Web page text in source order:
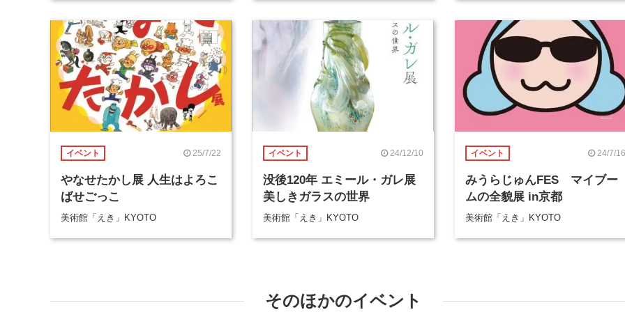
イベント 25/7/22
やなせたかし展 人生はよろこ
ばせごっこ
美術館「えき」KYOTO
イベント 24/12/10
没後120年 エミール・ガレ展
美しきガラスの世界
美術館「えき」KYOTO
イベント 24/7/16
みうらじゅんFES マイブー
ムの全貌展 in京都
美術館「えき」KYOTO
そのほかのイベント